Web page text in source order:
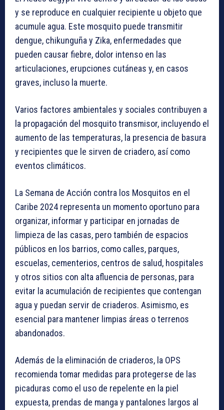
y se reproduce en cualquier recipiente u objeto que
acumule agua. Este mosquito puede transmitir
dengue, chikunguña y Zika, enfermedades que
pueden causar fiebre, dolor intenso en las
articulaciones, erupciones cutáneas y, en casos
graves, incluso la muerte.
Varios factores ambientales y sociales contribuyen a
la propagación del mosquito transmisor, incluyendo el
aumento de las temperaturas, la presencia de basura
y recipientes que le sirven de criadero, así como
eventos climáticos.
La Semana de Acción contra los Mosquitos en el
Caribe 2024 representa un momento oportuno para
organizar, informar y participar en jornadas de
limpieza de las casas, pero también de espacios
públicos en los barrios, como calles, parques,
escuelas, cementerios, centros de salud, hospitales
y otros sitios con alta afluencia de personas, para
evitar la acumulación de recipientes que contengan
agua y puedan servir de criaderos. Asimismo, es
esencial para mantener limpias áreas o terrenos
abandonados.
Además de la eliminación de criaderos, la OPS
recomienda tomar medidas para protegerse de las
picaduras como el uso de repelente en la piel
expuesta, prendas de manga y pantalones largos al